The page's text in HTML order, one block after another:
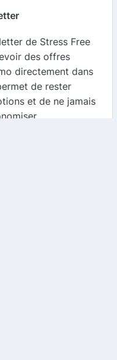
de Stress Free
des offres
directement dans
de rester
et de ne jamais